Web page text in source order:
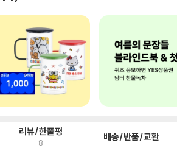
리뷰/한줄평
8 배송/반품/교환